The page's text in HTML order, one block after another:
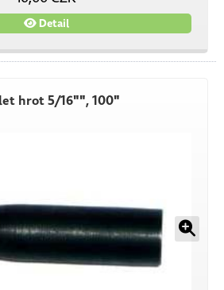
Detail
hrot 5/16"", 100"